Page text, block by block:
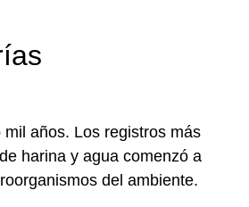
años. Los registros más
harina y agua comenzó a
del ambiente.